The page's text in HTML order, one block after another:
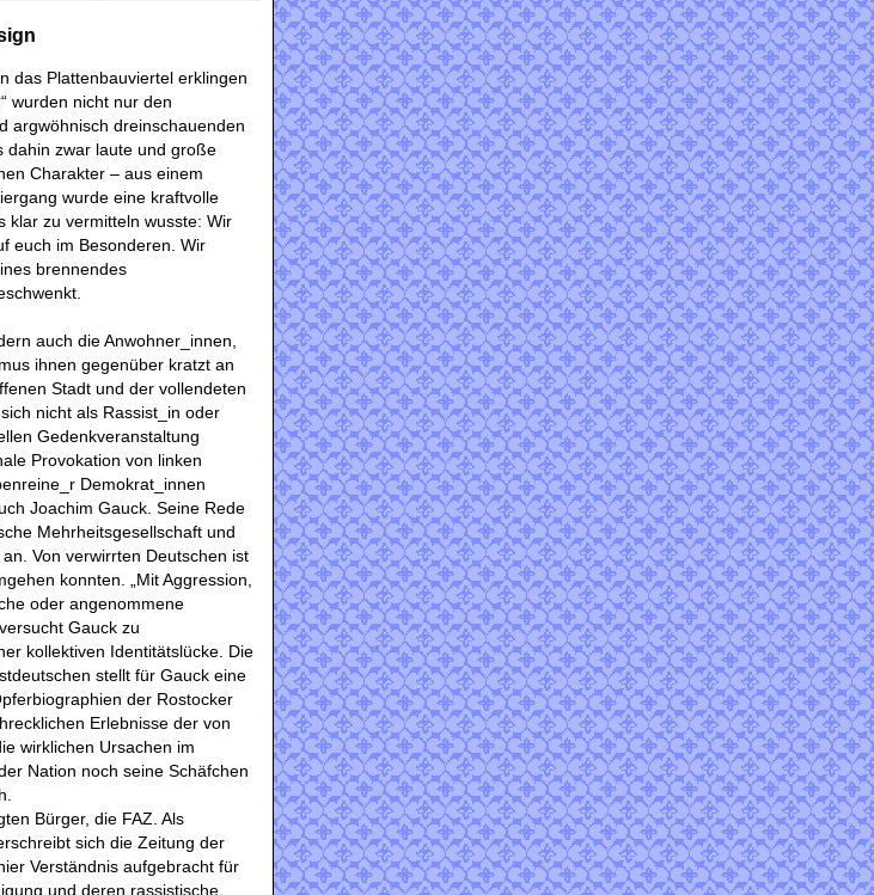
das Plattenbauviertel erklingen
wurden nicht nur den
argwöhnisch dreinschauenden
dahin zwar laute und große
Charakter – aus einem
wurde eine kraftvolle
klar zu vermitteln wusste: Wir
euch im Besonderen. Wir
brennendes
auch die Anwohner_innen,
ihnen gegenüber kratzt an
Stadt und der vollendeten
nicht als Rassist_in oder
Gedenkveranstaltung
Provokation von linken
Demokrat_innen
Joachim Gauck. Seine Rede
Mehrheitsgesellschaft und
Von verwirrten Deutschen ist
konnten. „Mit Aggression,
oder angenommene
Gauck zu
kollektiven Identitätslücke. Die
stellt für Gauck eine
der Rostocker
Erlebnisse der von
wirklichen Ursachen im
Nation noch seine Schäfchen
Bürger, die FAZ. Als
sich die Zeitung der
Verständnis aufgebracht für
und deren rassistische